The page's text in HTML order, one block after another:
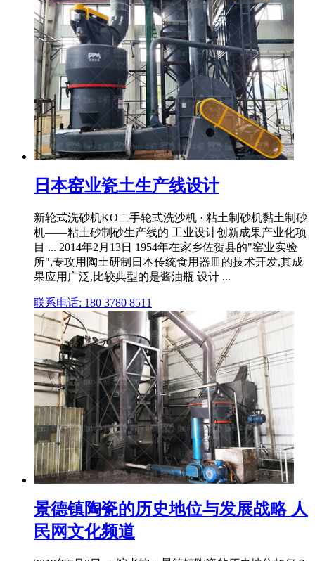
日本窑业瓷土生产线设计
新轮式洗砂机KO二手轮式洗沙机 · 粘土制砂机黏土制砂
机——粘土砂制砂生产线的 工业设计创新成果产业化项
目 ... 2014年2月13日 1954年在家乡佐贺县的"窑业实验
所",专攻用陶土研制日本传统食用器皿的技术开发,其成
果应用广泛,比较典型的是酱油瓶 设计 ...
联系电话: 180 3780 8511
景德镇陶瓷的历史地位与发展战略 人
民网文化频道